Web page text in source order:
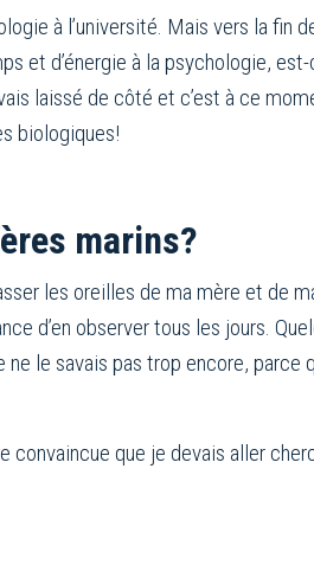
à l’université. Mais vers la fin
et d’énergie à la psychologie,
laissé de côté et c’est à ce
biologiques!
marins?
les oreilles de ma mère et de
d’en observer tous les jours.
le savais pas trop encore, parce
convaincue que je devais aller